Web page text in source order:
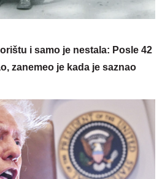
i samo je nestala: Posle 42
zanemeo je kada je saznao